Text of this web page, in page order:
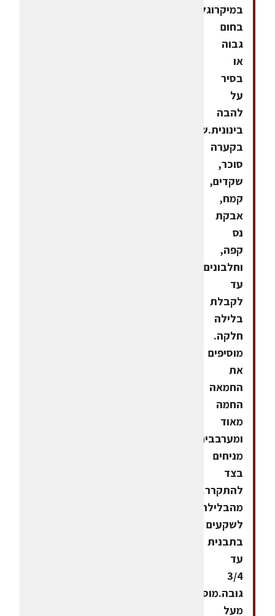
במיקרוגל
בחום
גבוה
או
בסיר
על
להבה
בינונית.שמים
בקערה
סוכר,
שקדים,
קמח,
אבקת
נס
קפה,
וחלבונים.מערבבים
עד
לקבלת
בלילה
חלקה.
מוסיפים
את
החמאה
החמה
מאוד
ומערבבים.
מניחים
בצד
להתקרר.יוצקים
מהבלילה
לשקעים
בתבנית
עד
3/4
גובה.מוסיפים
מעל